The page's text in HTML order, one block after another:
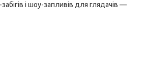
і шоу-запливів для глядачів —